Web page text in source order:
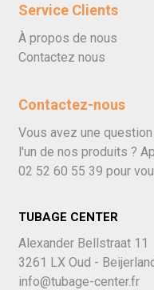
Service Clients
À propos de nous
Contactez nous
Contactez-nous
Vous avez une
l'un de nos produits ?
02 52 60 55 39 pour
TUBAGE CENTER
Alexander Bellstraat 11
3261 LX Oud -
info@tubage-center.fr